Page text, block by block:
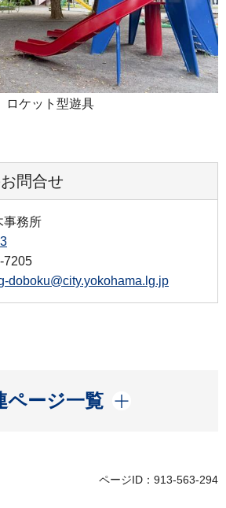
ロケット型遊具
問合せ
事務所
7205
doboku@city.yokohama.lg.jp
ページ一覧
開く
ページID：913-563-294